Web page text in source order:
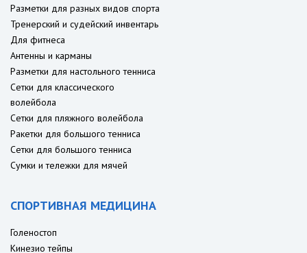
Разметки для разных видов спорта
Тренерский и судейский инвентарь
Для фитнеса
Антенны и карманы
Разметки для настольного тенниса
Сетки для классического
волейбола
Сетки для пляжного волейбола
Ракетки для большого тенниса
Сетки для большого тенниса
Сумки и тележки для мячей
СПОРТИВНАЯ МЕДИЦИНА
Голеностоп
Кинезио тейпы